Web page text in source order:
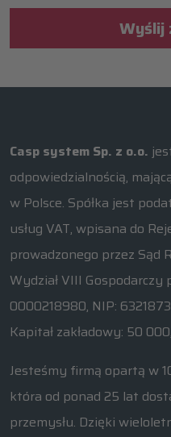
Wyślij
Casp system Sp. z o.o.
odpowiedzialnością,
w Polsce. Spółka jest
usług VAT, wpisana do
prowadzonego przez Sąd
Wydział VIII Gospodarczy
0000218980, NIP:
Kapitał zakładowy: 50
Jesteśmy firmą opartą w
która od ponad 25 lat
przemysłu. Dzięki